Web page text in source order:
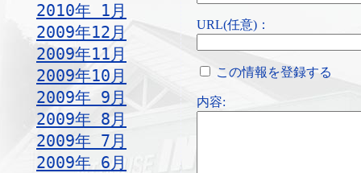
2010年 1月
2009年12月
2009年11月
2009年10月
2009年 9月
2009年 8月
2009年 7月
2009年 6月
URL(任意)：
この情報を登録する
内容: